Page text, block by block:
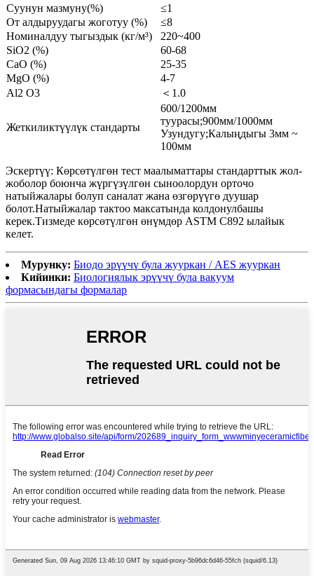
Суунун мазмуну(%)
≤1
От алдыруудагы жоготуу (%)
≤8
Номиналдуу тыгыздык (кг/м³)
220~400
SiO2 (%)
60-68
CaO (%)
25-35
MgO (%)
4-7
Al2 O3
＜1.0
Жеткиликтүүлүк стандарты
600/1200мм
туурасы;900мм/1000мм
Узундугу;Калыңдыгы 3мм ~
100мм
Эскертүү: Көрсөтүлгөн тест маалыматтары стандарттык жол-
жоболор боюнча жүргүзүлгөн сыноолордун орточо
натыйжалары болуп саналат жана өзгөрүүгө дуушар
болот.Натыйжалар тактоо максатында колдонулбашы
керек.Тизмеде көрсөтүлгөн өнүмдөр ASTM C892 ылайык
келет.
Мурунку: Биодо эрүүчү була жууркан / AES жууркан
Кийинки: Биологиялык эрүүчү була вакуум
формасындагы формалар